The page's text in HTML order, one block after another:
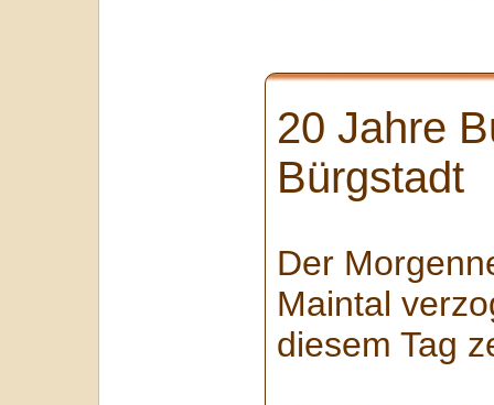
20 Jahre
Bürgstadt
Der
Maintal
diesem Tag